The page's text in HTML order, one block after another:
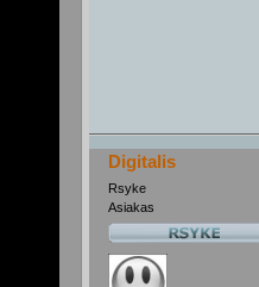
Digitalis
Rsyke
Asiakas